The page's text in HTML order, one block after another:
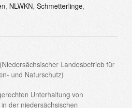
, NLWKN, Schmetterlinge,
Landesbetrieb für
und Naturschutz)
Unterhaltung von
der niedersächsischen